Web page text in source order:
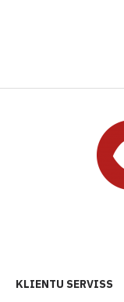
KLIENTU SERVISS